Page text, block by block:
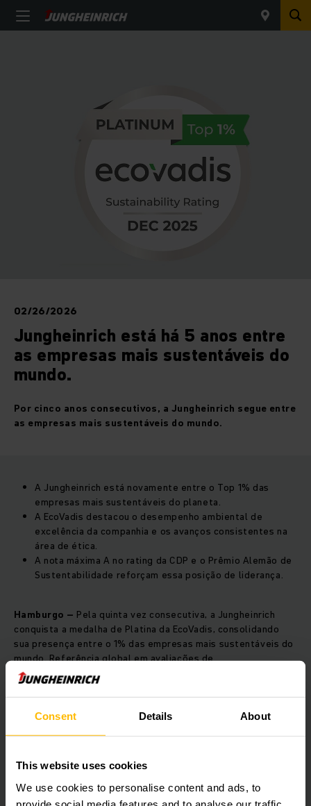
Consent Details About
This website uses cookies
We use cookies to personalise content and ads, to
02/26/2026
Jungheinrich está há 5 anos entre
as empresas mais sustentáveis do
mundo.
Por cinco anos consecutivos, a Jungheinrich segue entre
as empresas mais sustentáveis do mundo.
A Jungheinrich está novamente entre o Top 1% das
empresas mais sustentáveis do planeta.
A EcoVadis destacou o desempenho ambiental de
excelência da companhia e os avanços consistentes na
área de ética.
A nota máxima A no rating da CDP e o Prêmio Alemão de
Sustentabilidade reforçam essa posição de liderança.
Hamburgo – Pela quinta vez consecutiva, a Jungheinrich
conquista a medalha de Platina da EcoVadis, consolidando
sua presença entre o 1% das empresas mais sustentáveis do
mundo. Referência global em avaliações de
sustentabilidade, a EcoVadis, já analisou mais de 150 mil
empresas em todo o mundo.
sustentabilidade está no caminho certo. A nota máxima na
área ambiental e o progresso significativo na categoria ética
mostram que assumimos nossa responsabilidade com